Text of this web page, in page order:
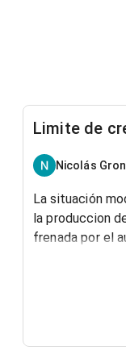
Limite de
Nicolás
La situación
la produccion
frenada por el